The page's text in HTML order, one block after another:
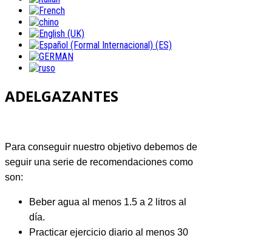
ADELGAZANTES
Para conseguir nuestro objetivo debemos de
seguir una serie de recomendaciones como
son:
Beber agua al menos 1.5 a 2 litros al
día.
Practicar ejercicio diario al menos 30